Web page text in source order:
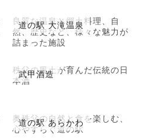
道の駅 大滝温泉
良質な温泉と郷土料理、自
然、歴史など、様々な魅力が
詰まった施設
武甲酒造
秩父の風土が育んだ伝統の日
本酒
道の駅 あらかわ
奥秩父の自然と食を楽しむ、
心やすらぐ道の駅